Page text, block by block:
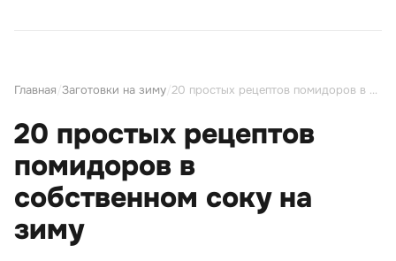
Главная Заготовки на зиму 20 простых рецептов помидоров в собственном соку на зиму
20 простых рецептов
помидоров в
собственном соку на
зиму